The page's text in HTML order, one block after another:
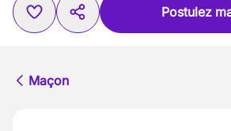
Postulez
Maçon